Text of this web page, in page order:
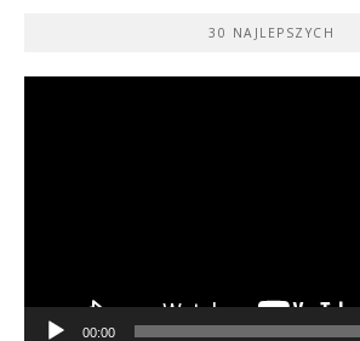
30 NAJLEPSZYCH
00:00